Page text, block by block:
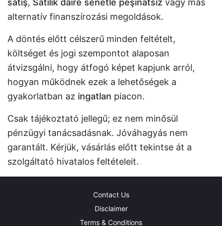
satış, Satılık daire senetle peşinatsız vagy más
alternatív finanszírozási megoldások.
A döntés előtt célszerű minden feltételt,
költséget és jogi szempontot alaposan
átvizsgálni, hogy átfogó képet kapjunk arról,
hogyan működnek ezek a lehetőségek a
gyakorlatban az ingatlan piacon.
Csak tájékoztató jellegű; ez nem minősül
pénzügyi tanácsadásnak. Jóváhagyás nem
garantált. Kérjük, vásárlás előtt tekintse át a
szolgáltató hivatalos feltételeit.
Contact Us
Disclaimer
Terms & Conditions